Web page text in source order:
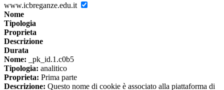
www.icbreganze.edu.it
Nome
Tipologia
Proprieta
Descrizione
Durata
Nome: _pk_id.1.c0b5
Tipologia: analitico
Proprieta: Prima parte
Descrizione: Questo nome di cookie è associato alla piattaforma di